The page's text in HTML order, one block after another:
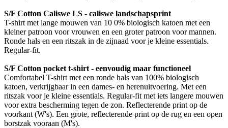
S/F Cotton Caliswe LS - caliswe landschapsprint
T-shirt met lange mouwen van 10 0% biologisch katoen met een
kleiner patroon voor vrouwen en een groter patroon voor mannen.
Ronde hals en een ritszak in de zijnaad voor je kleine essentials.
Regular-fit.
S/F Cotton pocket t-shirt - eenvoudig maar functioneel
Comfortabel T-shirt met een ronde hals van 100% biologisch
katoen, verkrijgbaar in een dames- en herenuitvoering. Met een
ritszak voor je kleine essentials. Regular-fit met iets langere mouwen
voor extra bescherming tegen de zon. Reflecterende print op de
voorkant (W's). Een grote, reflecterende print op de rug en een open
borstzak vooraan (M's).